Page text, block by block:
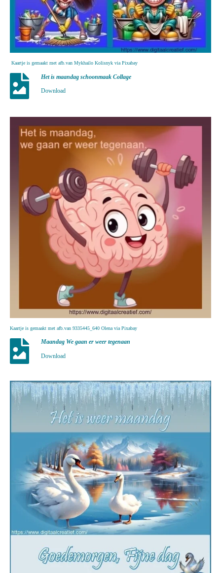
Kaartje is gemaakt met afb.van Mykhailo Kolisnyk via Pixabay
Het is maandag schoonmaak Collage
Download
Kaartje is gemaakt met afb.van 9335445_640 Olena via Pixabay
Maandag We gaan er weer tegenaan
Download